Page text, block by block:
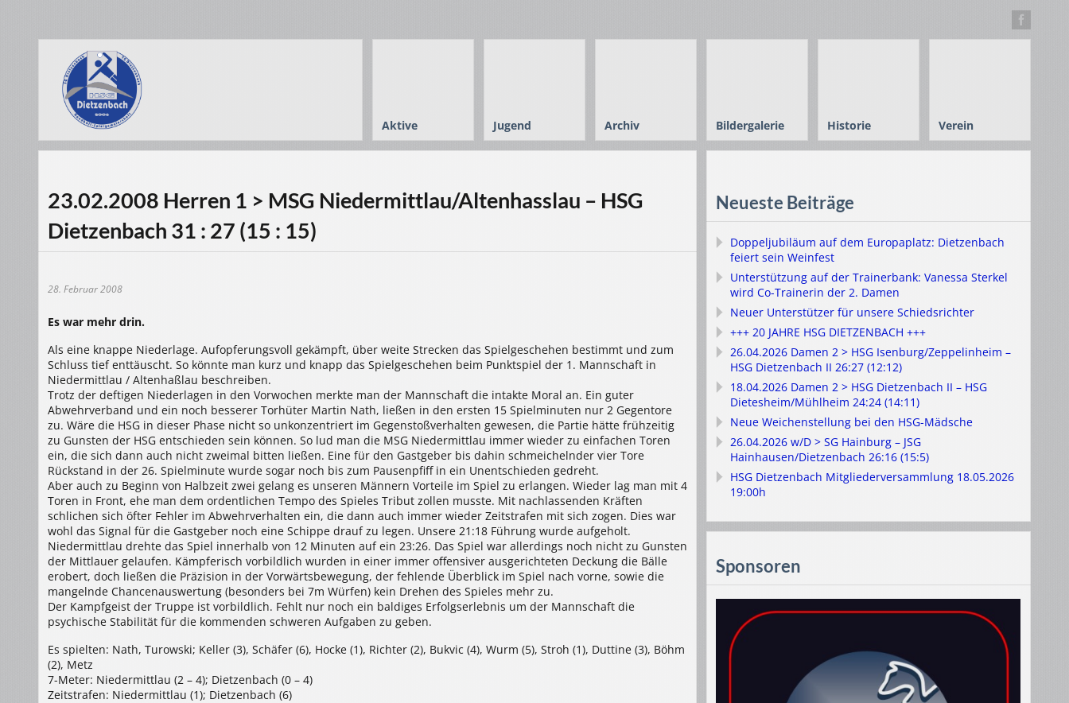
Aktive Jugend Archiv Bildergalerie Historie Verein
23.02.2008 Herren 1 > MSG Niedermittlau/Altenhasslau – HSG
Dietzenbach 31 : 27 (15 : 15)
28. Februar 2008
Es war mehr drin.
Als eine knappe Niederlage. Aufopferungsvoll gekämpft, über weite Strecken das Spielgeschehen bestimmt und zum
Schluss tief enttäuscht. So könnte man kurz und knapp das Spielgeschehen beim Punktspiel der 1. Mannschaft in
Niedermittlau / Altenhaßlau beschreiben.
Trotz der deftigen Niederlagen in den Vorwochen merkte man der Mannschaft die intakte Moral an. Ein guter
Abwehrverband und ein noch besserer Torhüter Martin Nath, ließen in den ersten 15 Spielminuten nur 2 Gegentore
zu. Wäre die HSG in dieser Phase nicht so unkonzentriert im Gegenstoßverhalten gewesen, die Partie hätte frühzeitig
zu Gunsten der HSG entschieden sein können. So lud man die MSG Niedermittlau immer wieder zu einfachen Toren
ein, die sich dann auch nicht zweimal bitten ließen. Eine für den Gastgeber bis dahin schmeichelnder vier Tore
Rückstand in der 26. Spielminute wurde sogar noch bis zum Pausenpfiff in ein Unentschieden gedreht.
Aber auch zu Beginn von Halbzeit zwei gelang es unseren Männern Vorteile im Spiel zu erlangen. Wieder lag man mit 4
Toren in Front, ehe man dem ordentlichen Tempo des Spieles Tribut zollen musste. Mit nachlassenden Kräften
schlichen sich öfter Fehler im Abwehrverhalten ein, die dann auch immer wieder Zeitstrafen mit sich zogen. Dies war
wohl das Signal für die Gastgeber noch eine Schippe drauf zu legen. Unsere 21:18 Führung wurde aufgeholt.
Niedermittlau drehte das Spiel innerhalb von 12 Minuten auf ein 23:26. Das Spiel war allerdings noch nicht zu Gunsten
der Mittlauer gelaufen. Kämpferisch vorbildlich wurden in einer immer offensiver ausgerichteten Deckung die Bälle
erobert, doch ließen die Präzision in der Vorwärtsbewegung, der fehlende Überblick im Spiel nach vorne, sowie die
mangelnde Chancenauswertung (besonders bei 7m Würfen) kein Drehen des Spieles mehr zu.
Der Kampfgeist der Truppe ist vorbildlich. Fehlt nur noch ein baldiges Erfolgserlebnis um der Mannschaft die
psychische Stabilität für die kommenden schweren Aufgaben zu geben.
Es spielten: Nath, Turowski; Keller (3), Schäfer (6), Hocke (1), Richter (2), Bukvic (4), Wurm (5), Stroh (1), Duttine (3), Böhm
(2), Metz
7-Meter: Niedermittlau (2 – 4); Dietzenbach (0 – 4)
Zeitstrafen: Niedermittlau (1); Dietzenbach (6)
Neueste Beiträge
Doppeljubiläum auf dem Europaplatz: Dietzenbach
feiert sein Weinfest
Unterstützung auf der Trainerbank: Vanessa Sterkel
wird Co-Trainerin der 2. Damen
Neuer Unterstützer für unsere Schiedsrichter
+++ 20 JAHRE HSG DIETZENBACH +++
26.04.2026 Damen 2 > HSG Isenburg/Zeppelinheim –
HSG Dietzenbach II 26:27 (12:12)
18.04.2026 Damen 2 > HSG Dietzenbach II – HSG
Dietesheim/Mühlheim 24:24 (14:11)
Neue Weichenstellung bei den HSG-Mädsche
26.04.2026 w/D > SG Hainburg – JSG
Hainhausen/Dietzenbach 26:16 (15:5)
HSG Dietzenbach Mitgliederversammlung 18.05.2026
19:00h
Sponsoren